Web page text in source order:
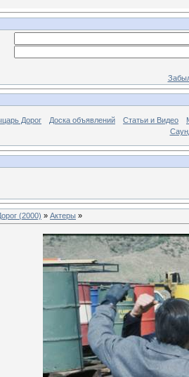
Дорог Доска объявлений Статьи и Видео
(2000) » Актеры »